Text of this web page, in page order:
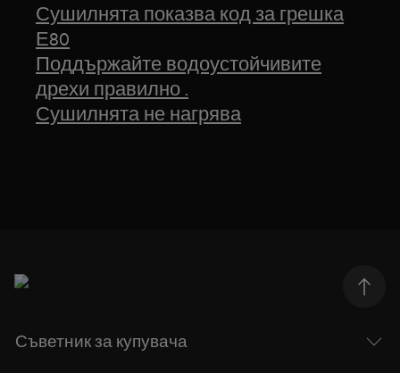
Сушилнята показва код за грешка
Е80
Поддържайте водоустойчивите
дрехи правилно .
Сушилнята не нагрява
Съветник за купувача